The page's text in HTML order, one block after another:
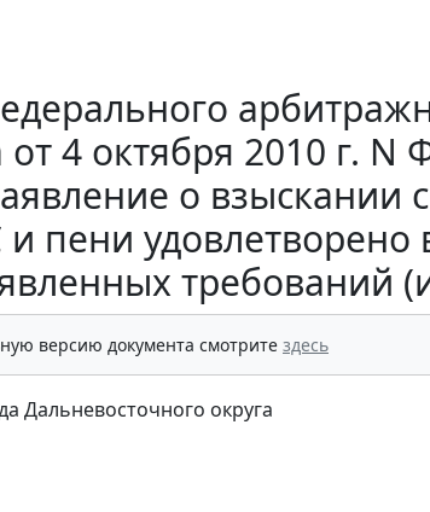
4 октября 2010 г. N
о взыскании
пени удовлетворено
требований
версию документа смотрите здесь
Дальневосточного округа